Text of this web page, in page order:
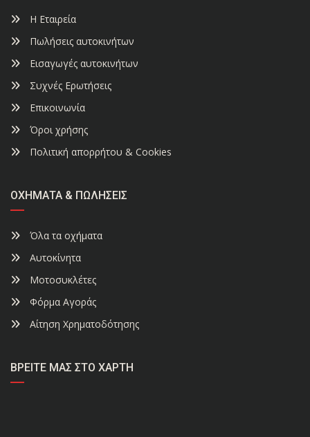
Η Εταιρεία
Πωλήσεις αυτοκινήτων
Εισαγωγές αυτοκινήτων
Συχνές Ερωτήσεις
Επικοινωνία
Όροι χρήσης
Πολιτική απορρήτου & Cookies
ΟΧΉΜΑΤΑ & ΠΩΛΉΣΕΙΣ
Όλα τα οχήματα
Αυτοκίνητα
Μοτοσυκλέτες
Φόρμα Αγοράς
Αίτηση Χρηματοδότησης
ΒΡΕΊΤΕ ΜΑΣ ΣΤΟ ΧΆΡΤΗ